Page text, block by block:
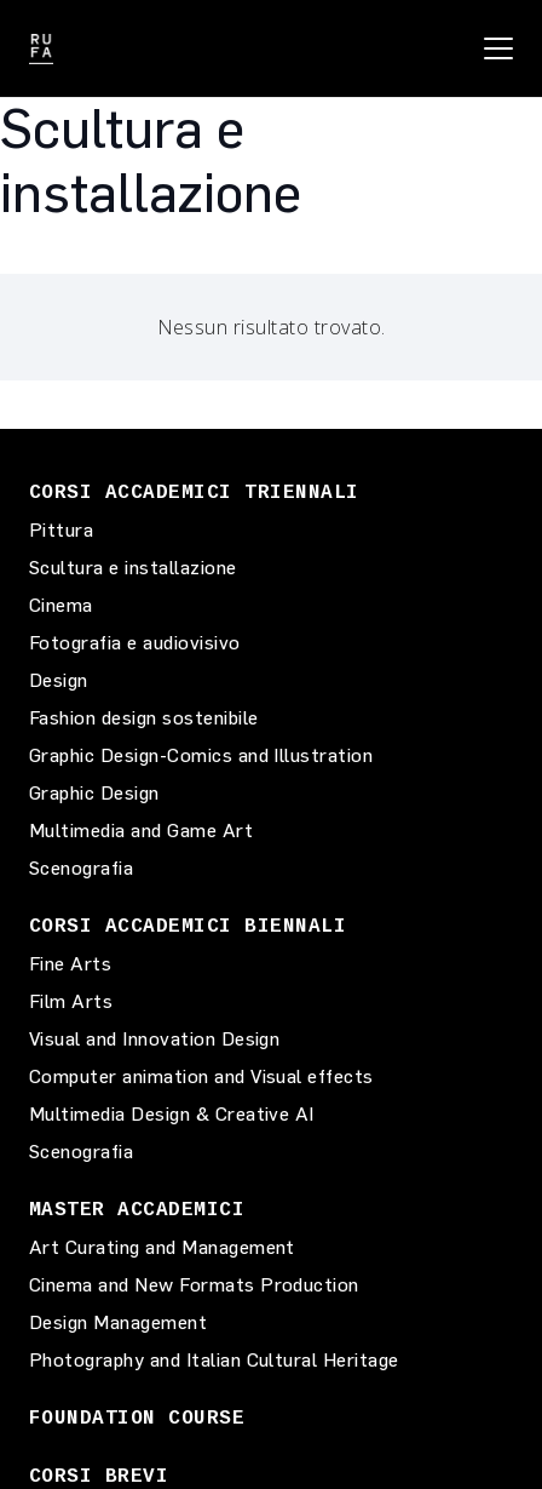
Scultura e
installazione
Nessun risultato trovato.
CORSI ACCADEMICI TRIENNALI
Pittura
Scultura e installazione
Cinema
Fotografia e audiovisivo
Design
Fashion design sostenibile
Graphic Design-Comics and Illustration
Graphic Design
Multimedia and Game Art
Scenografia
CORSI ACCADEMICI BIENNALI
Fine Arts
Film Arts
Visual and Innovation Design
Computer animation and Visual effects
Multimedia Design & Creative AI
Scenografia
MASTER ACCADEMICI
Art Curating and Management
Cinema and New Formats Production
Design Management
Photography and Italian Cultural Heritage
FOUNDATION COURSE
CORSI BREVI